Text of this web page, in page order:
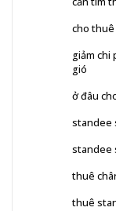
cho thuê
giảm chi
gió
ở đâu
standee
standee
thuê
thuê